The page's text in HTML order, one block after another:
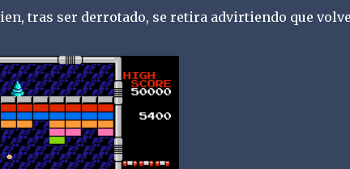
tras ser derrotado, se retira advirtiendo que